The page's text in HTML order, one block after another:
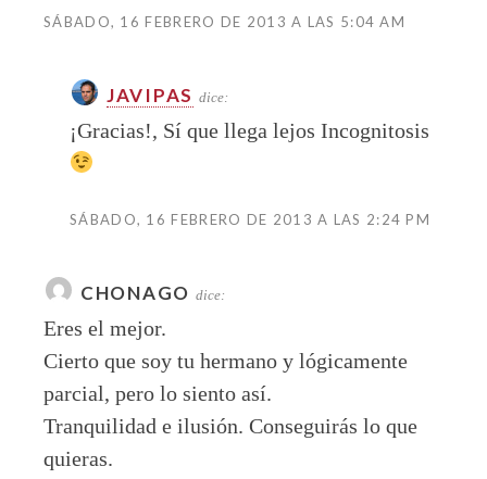
SÁBADO, 16 FEBRERO DE 2013 A LAS 5:04 AM
JAVIPAS dice:
¡Gracias!, Sí que llega lejos Incognitosis
SÁBADO, 16 FEBRERO DE 2013 A LAS 2:24 PM
CHONAGO dice:
Eres el mejor.
Cierto que soy tu hermano y lógicamente
parcial, pero lo siento así.
Tranquilidad e ilusión. Conseguirás lo que
quieras.